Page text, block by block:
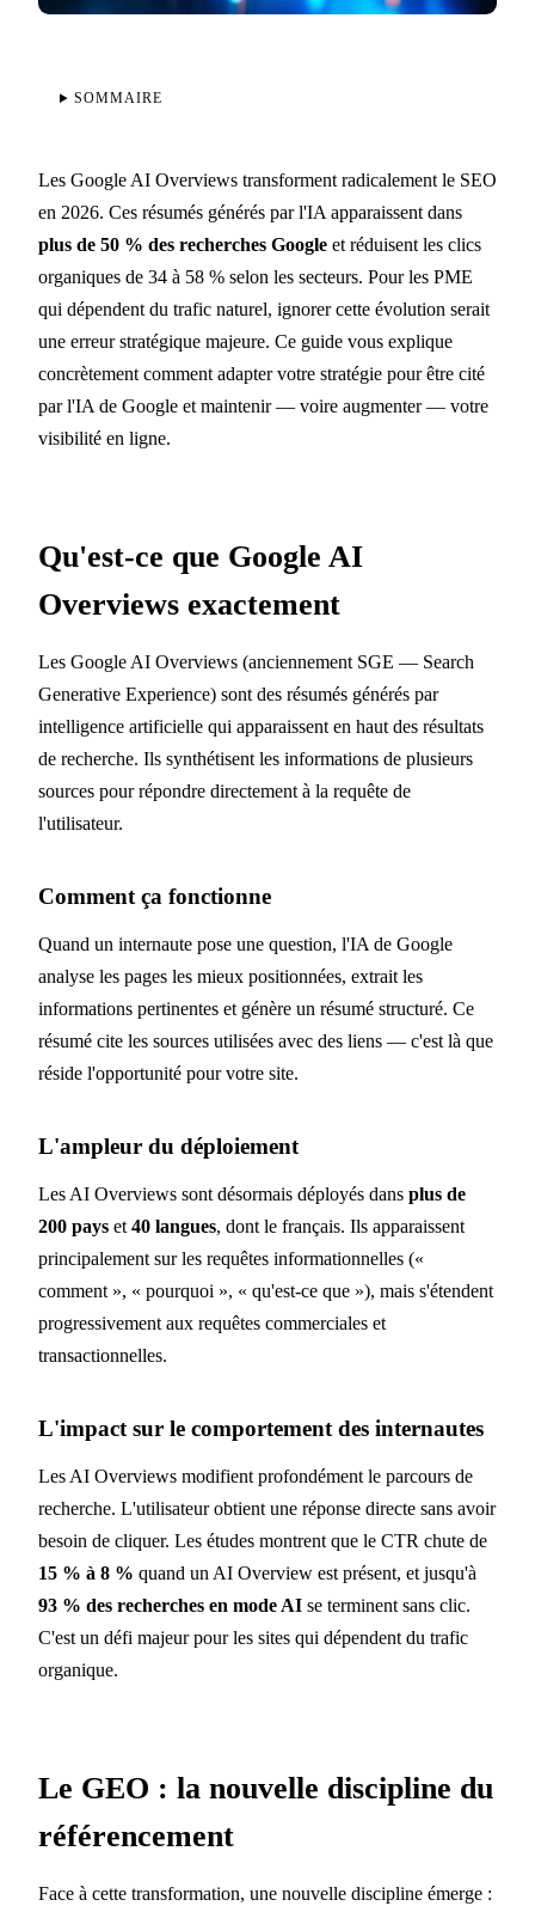
SOMMAIRE
Les Google AI Overviews transforment radicalement le SEO
en 2026. Ces résumés générés par l'IA apparaissent dans
plus de 50 % des recherches Google et réduisent les clics
organiques de 34 à 58 % selon les secteurs. Pour les PME
qui dépendent du trafic naturel, ignorer cette évolution serait
une erreur stratégique majeure. Ce guide vous explique
concrètement comment adapter votre stratégie pour être cité
par l'IA de Google et maintenir — voire augmenter — votre
visibilité en ligne.
Qu'est-ce que Google AI
Overviews exactement
Les Google AI Overviews (anciennement SGE — Search
Generative Experience) sont des résumés générés par
intelligence artificielle qui apparaissent en haut des résultats
de recherche. Ils synthétisent les informations de plusieurs
sources pour répondre directement à la requête de
l'utilisateur.
Comment ça fonctionne
Quand un internaute pose une question, l'IA de Google
analyse les pages les mieux positionnées, extrait les
informations pertinentes et génère un résumé structuré. Ce
résumé cite les sources utilisées avec des liens — c'est là que
réside l'opportunité pour votre site.
L'ampleur du déploiement
Les AI Overviews sont désormais déployés dans plus de
200 pays et40 langues, dont le français. Ils apparaissent
principalement sur les requêtes informationnelles («
comment », « pourquoi », « qu'est-ce que »), mais s'étendent
progressivement aux requêtes commerciales et
transactionnelles.
L'impact sur le comportement des internautes
Les AI Overviews modifient profondément le parcours de
recherche. L'utilisateur obtient une réponse directe sans avoir
besoin de cliquer. Les études montrent que le CTR chute de
15 % à 8 % quand un AI Overview est présent, et jusqu'à
93 % des recherches en mode AI se terminent sans clic.
C'est un défi majeur pour les sites qui dépendent du trafic
organique.
Le GEO : la nouvelle discipline du
référencement
Face à cette transformation, une nouvelle discipline émerge :